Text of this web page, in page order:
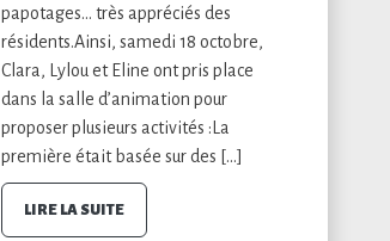
papotages… très appréciés des
résidents.Ainsi, samedi 18 octobre,
Clara, Lylou et Eline ont pris place
dans la salle d’animation pour
proposer plusieurs activités :La
première était basée sur des […]
LIRE LA SUITE